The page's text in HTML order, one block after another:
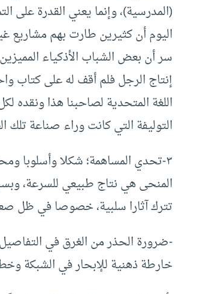
(المدرسية)، وإنما يعني القدرة على
اليوم أن كثيرين طارت بهم مشاريع
سر أن بعض الشباب الأذكياء
إنتاج الرجل فلم أقف له على كتاب
اللغة المتحدية لصاحبنا هذا
التوليفة التي كانت وراء صناعة تلك
٣-تحدي المساهمة؛ شكلا وأسلوبا
المنحى هي نتاج طبيعي للسرعة،
تترك آثارا سلبية، خصوصا في ظل
-ضرورة الحذر من الغرق في
خارطة ذهنية للإبحار في الشبكة